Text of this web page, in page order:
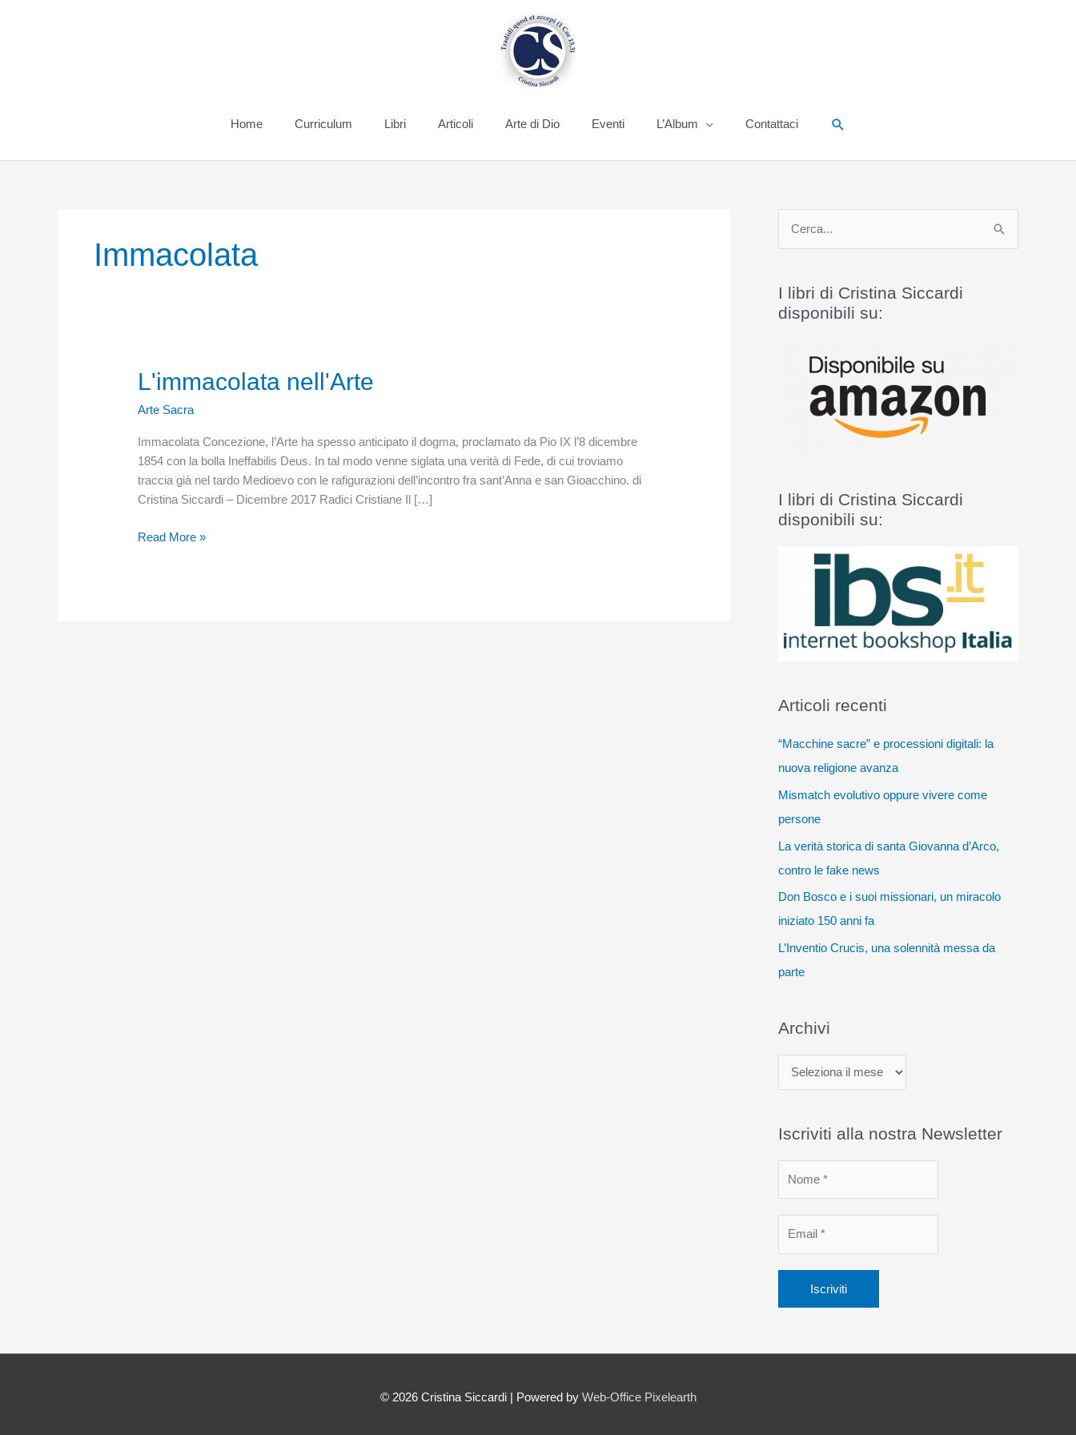
Home Curriculum Libri Articoli Arte di Dio Eventi L’Album Contattaci Cerca
Immacolata
L'immacolata nell'Arte
Arte Sacra
Immacolata Concezione, l’Arte ha spesso anticipato il dogma, proclamato da Pio IX l’8 dicembre
1854 con la bolla Ineffabilis Deus. In tal modo venne siglata una verità di Fede, di cui troviamo
traccia già nel tardo Medioevo con le rafigurazioni dell’incontro fra sant’Anna e san Gioacchino. di
Cristina Siccardi – Dicembre 2017 Radici Cristiane Il […]
L'immacolata
Read More »
c
a
I libri di Cristina Siccardi
disponibili su:
I libri di Cristina Siccardi
disponibili su:
Articoli recenti
“Macchine sacre” e processioni digitali: la
nuova religione avanza
Mismatch evolutivo oppure vivere come
persone
La verità storica di santa Giovanna d’Arco,
contro le fake news
Don Bosco e i suoi missionari, un miracolo
iniziato 150 anni fa
L’Inventio Crucis, una solennità messa da
parte
Archivi
r
h
i
Iscriviti alla nostra Newsletter
© 2026 Cristina Siccardi| Powered by Web-Office Pixelearth